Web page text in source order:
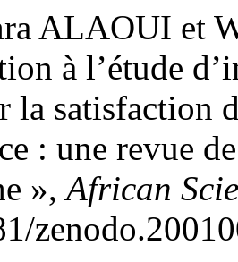
ALAOUI et
à l’étude
la satisfaction
: une revue
»,African